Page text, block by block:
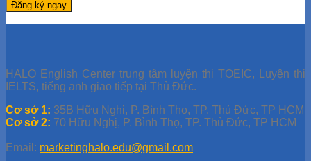
HALO English Center trung tâm luyện thi TOEIC, Luyện thi
IELTS, tiếng anh giao tiếp tại Thủ Đức.
Cơ sở 1: 35B Hữu Nghị, P. Bình Thọ, TP. Thủ Đức, TP HCM
Cơ sở 2: 70 Hữu Nghị, P. Bình Thọ, TP. Thủ Đức, TP HCM
Email: marketinghalo.edu@gmail.com